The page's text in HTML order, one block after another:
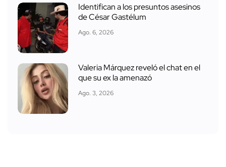
Identifican a los presuntos asesinos
de César Gastélum
Ago. 6, 2026
Valeria Márquez reveló el chat en el
que su ex la amenazó
Ago. 3, 2026